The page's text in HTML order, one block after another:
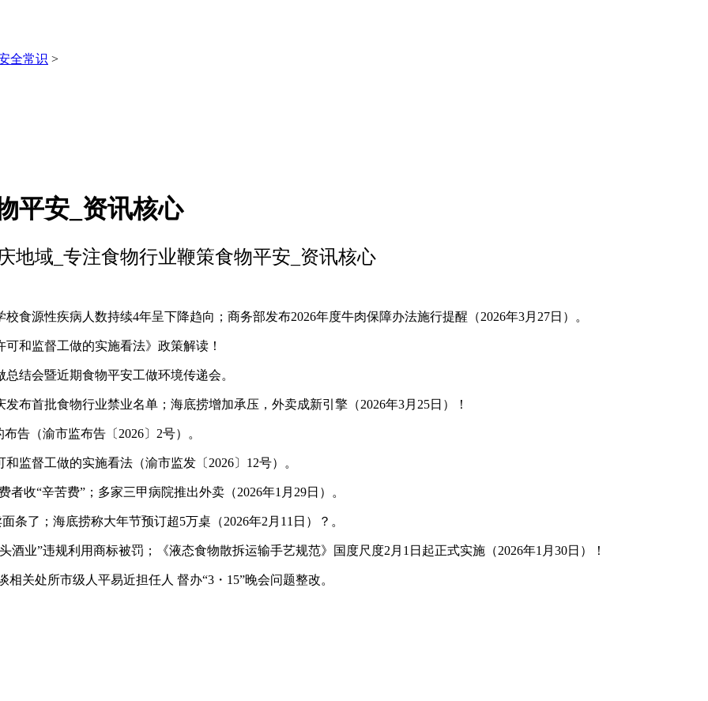
全常识 >
平安_资讯核心
地域_专注食物行业鞭策食物平安_资讯核心
源性疾病人数持续4年呈下降趋向；商务部发布2026年度牛肉保障办法施行提醒（2026年3月27日）。
监督工做的实施看法》政策解读！
会暨近期食物平安工做环境传递会。
首批食物行业禁业名单；海底捞增加承压，外卖成新引擎（2026年3月25日）！
（渝市监布告〔2026〕2号）。
督工做的实施看法（渝市监发〔2026〕12号）。
“辛苦费”；多家三甲病院推出外卖（2026年1月29日）。
了；海底捞称大年节预订超5万桌（2026年2月11日）？。
”违规利用商标被罚；《液态食物散拆运输手艺规范》国度尺度2月1日起正式实施（2026年1月30日）！
处所市级人平易近担任人 督办“3・15”晚会问题整改。